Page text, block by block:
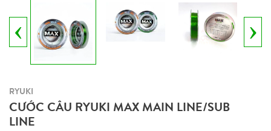
‹ ›
RYUKI
CƯỚC CÂU RYUKI MAX MAIN LINE/SUB
LINE